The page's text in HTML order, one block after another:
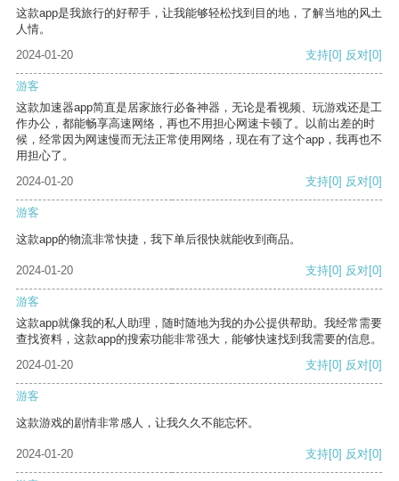
这款app是我旅行的好帮手，让我能够轻松找到目的地，了解当地的风土
人情。
2024-01-20
支持[0] 反对[0]
游客
这款加速器app简直是居家旅行必备神器，无论是看视频、玩游戏还是工
作办公，都能畅享高速网络，再也不用担心网速卡顿了。以前出差的时
候，经常因为网速慢而无法正常使用网络，现在有了这个app，我再也不
用担心了。
2024-01-20
支持[0] 反对[0]
游客
这款app的物流非常快捷，我下单后很快就能收到商品。
2024-01-20 支持[0] 反对[0]
游客
这款app就像我的私人助理，随时随地为我的办公提供帮助。我经常需要
查找资料，这款app的搜索功能非常强大，能够快速找到我需要的信息。
2024-01-20
支持[0] 反对[0]
游客
这款游戏的剧情非常感人，让我久久不能忘怀。
2024-01-20 支持[0] 反对[0]